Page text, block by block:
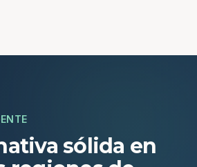
sólida en